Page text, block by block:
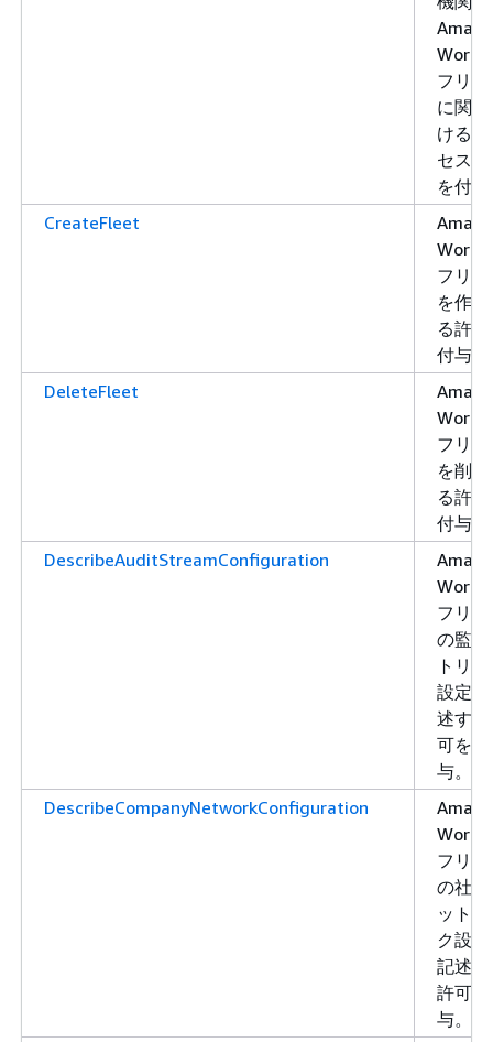
フリ
に関
ける
セス
を付与
CreateFleet
フリ
を作
る許
付与。
DeleteFleet
フリ
を削
る許
付与。
DescribeAuditStreamConfiguration
フリ
の監
トリ
設定
述す
可を付
与。
DescribeCompanyNetworkConfiguration
フリ
の社
ット
ク設
記述
許可
与。